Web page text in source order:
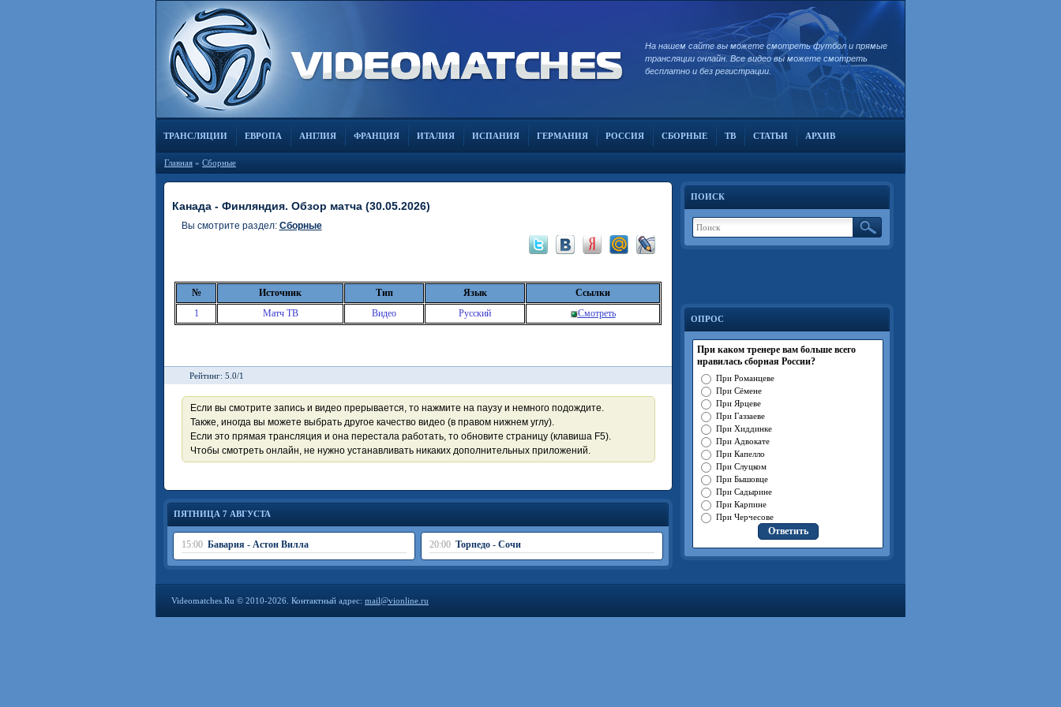
На нашем сайте вы можете смотреть футбол и прямые
трансляции онлайн. Все видео вы можете смотреть
бесплатно и без регистрации.
ТРАНСЛЯЦИИ ЕВРОПА АНГЛИЯ ФРАНЦИЯ ИТАЛИЯ ИСПАНИЯ ГЕРМАНИЯ РОССИЯ СБОРНЫЕ ТВ СТАТЬИ АРХИВ
Главная » Сборные
Канада - Финляндия. Обзор матча (30.05.2026)
Вы смотрите раздел: Сборные
№ Источник Тип Язык
Ссылки
1
Матч ТВ Видео Русский Смотреть
Рейтинг: 5.0/1
Если вы смотрите запись и видео прерывается, то нажмите на паузу и немного подождите.
Также, иногда вы можете выбрать другое качество видео (в правом нижнем углу).
Если это прямая трансляция и она перестала работать, то обновите страницу (клавиша F5).
Чтобы смотреть онлайн, не нужно устанавливать никаких дополнительных приложений.
ПЯТНИЦА 7 АВГУСТА
15:00 Бавария - Астон Вилла 20:00 Торпедо - Сочи
ПОИСК
ОПРОС
При каком тренере вам больше всего
нравилась сборная России?
При Романцеве
При Сёмене
При Ярцеве
При Газзаеве
При Хиддинке
При Адвокате
При Капелло
При Слуцком
При Бышовце
При Садырине
При Карпине
При Черчесове
Videomatches.Ru © 2010-2026. Контактный адрес: mail@vionline.ru